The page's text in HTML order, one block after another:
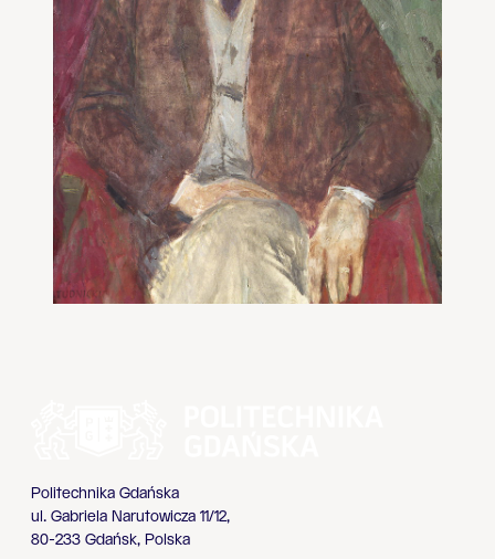
Politechnika Gdańska
ul. Gabriela Narutowicza 11/12,
80-233 Gdańsk, Polska